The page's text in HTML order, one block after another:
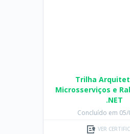
Concluído em 05/
VER